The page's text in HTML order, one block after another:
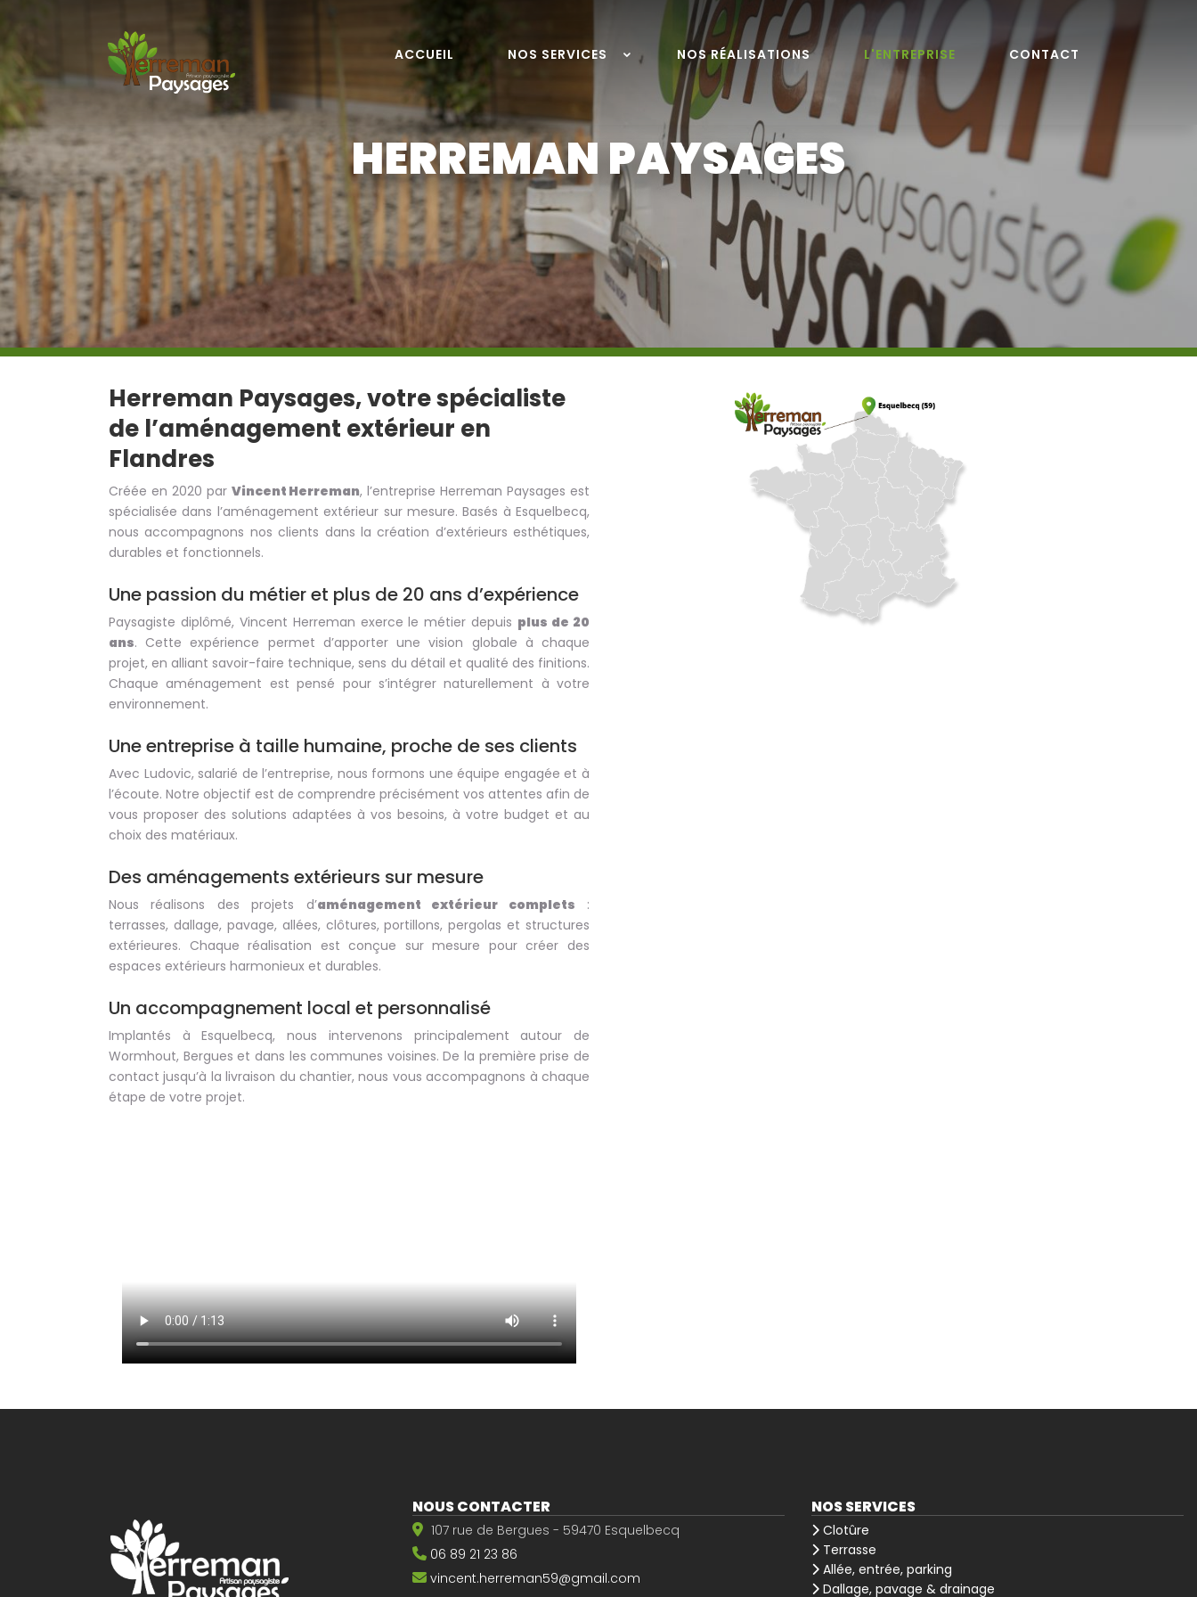
ACCUEIL NOS SERVICES NOS RÉALISATIONS L'ENTREPRISE CONTACT
HERREMAN PAYSAGES
Herreman Paysages, votre spécialiste
de l’aménagement extérieur en
Flandres
Créée en 2020 par Vincent Herreman, l’entreprise Herreman Paysages est
spécialisée dans l’aménagement extérieur sur mesure. Basés à Esquelbecq,
nous accompagnons nos clients dans la création d’extérieurs esthétiques,
durables et fonctionnels.
Une passion du métier et plus de 20 ans d’expérience
Paysagiste diplômé, Vincent Herreman exerce le métier depuis plus de 20
ans. Cette expérience permet d’apporter une vision globale à chaque
projet, en alliant savoir-faire technique, sens du détail et qualité des finitions.
Chaque aménagement est pensé pour s’intégrer naturellement à votre
environnement.
Une entreprise à taille humaine, proche de ses clients
Avec Ludovic, salarié de l’entreprise, nous formons une équipe engagée et à
l’écoute. Notre objectif est de comprendre précisément vos attentes afin de
vous proposer des solutions adaptées à vos besoins, à votre budget et au
choix des matériaux.
Des aménagements extérieurs sur mesure
Nous réalisons des projets d’aménagement extérieur complets :
terrasses, dallage, pavage, allées, clôtures, portillons, pergolas et structures
extérieures. Chaque réalisation est conçue sur mesure pour créer des
espaces extérieurs harmonieux et durables.
Un accompagnement local et personnalisé
Implantés à Esquelbecq, nous intervenons principalement autour de
Wormhout, Bergues et dans les communes voisines. De la première prise de
contact jusqu’à la livraison du chantier, nous vous accompagnons à chaque
étape de votre projet.
NOUS CONTACTER
107 rue de Bergues - 59470 Esquelbecq
06 89 21 23 86
vincent.herreman59@gmail.com
NOS SERVICES
Clotûre
Terrasse
Allée, entrée, parking
Dallage, pavage & drainage